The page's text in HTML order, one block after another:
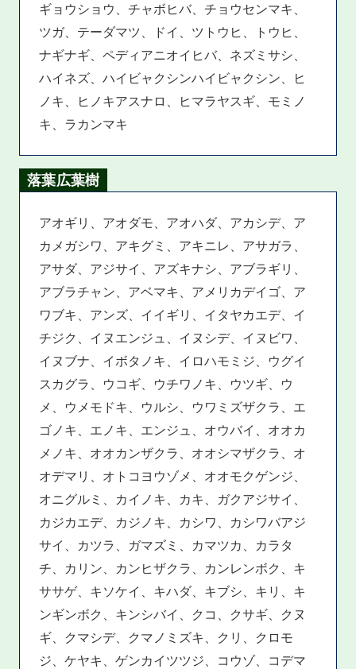
ギョウショウ、チャボヒバ、チョウセンマキ、
ツガ、テーダマツ、ドイ、ツトウヒ、トウヒ、
ナギナギ、ペディアニオイヒバ、ネズミサシ、
ハイネズ、ハイビャクシンハイビャクシン、ヒ
ノキ、ヒノキアスナロ、ヒマラヤスギ、モミノ
キ、ラカンマキ
落葉広葉樹
アオギリ、アオダモ、アオハダ、アカシデ、ア
カメガシワ、アキグミ、アキニレ、アサガラ、
アサダ、アジサイ、アズキナシ、アブラギリ、
アブラチャン、アベマキ、アメリカデイゴ、ア
ワブキ、アンズ、イイギリ、イタヤカエデ、イ
チジク、イヌエンジュ、イヌシデ、イヌビワ、
イヌブナ、イボタノキ、イロハモミジ、ウグイ
スカグラ、ウコギ、ウチワノキ、ウツギ、ウ
メ、ウメモドキ、ウルシ、ウワミズザクラ、エ
ゴノキ、エノキ、エンジュ、オウバイ、オオカ
メノキ、オオカンザクラ、オオシマザクラ、オ
オデマリ、オトコヨウゾメ、オオモクゲンジ、
オニグルミ、カイノキ、カキ、ガクアジサイ、
カジカエデ、カジノキ、カシワ、カシワバアジ
サイ、カツラ、ガマズミ、カマツカ、カラタ
チ、カリン、カンヒザクラ、カンレンボク、キ
ササゲ、キソケイ、キハダ、キブシ、キリ、キ
ンギンボク、キンシバイ、クコ、クサギ、クヌ
ギ、クマシデ、クマノミズキ、クリ、クロモ
ジ、ケヤキ、ゲンカイツツジ、コウゾ、コデマ